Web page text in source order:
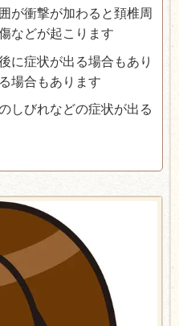
が衝撃が加わると頚椎周
などが起こります
に症状が出る場合もあり
場合もあります
しびれなどの症状が出る